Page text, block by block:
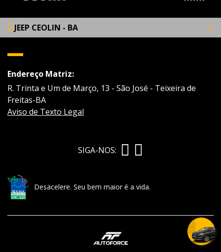
JEEP CEOLIN - BA
Endereço Matriz:
R. Trinta e Um de Março, 13 - São José - Teixeira de
Freitas-BA
Aviso de Texto Legal
SIGA-NOS:
Desacelere. Seu bem maior é a vida.